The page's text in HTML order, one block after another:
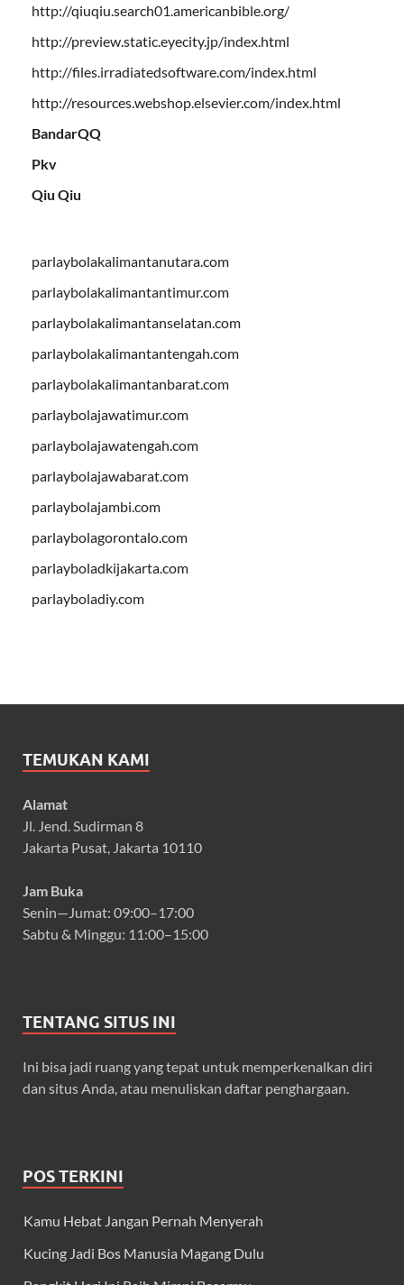
http://qiuqiu.search01.americanbible.org/
http://preview.static.eyecity.jp/index.html
http://files.irradiatedsoftware.com/index.html
http://resources.webshop.elsevier.com/index.html
BandarQQ
Pkv
Qiu Qiu
parlaybolakalimantanutara.com
parlaybolakalimantantimur.com
parlaybolakalimantanselatan.com
parlaybolakalimantantengah.com
parlaybolakalimantanbarat.com
parlaybolajawatimur.com
parlaybolajawatengah.com
parlaybolajawabarat.com
parlaybolajambi.com
parlaybolagorontalo.com
parlayboladkijakarta.com
parlayboladiy.com
TEMUKAN KAMI
Alamat
Jl. Jend. Sudirman 8
Jakarta Pusat, Jakarta 10110
Jam Buka
Senin—Jumat: 09:00–17:00
Sabtu & Minggu: 11:00–15:00
TENTANG SITUS INI
Ini bisa jadi ruang yang tepat untuk memperkenalkan diri
dan situs Anda, atau menuliskan daftar penghargaan.
POS TERKINI
Kamu Hebat Jangan Pernah Menyerah
Kucing Jadi Bos Manusia Magang Dulu